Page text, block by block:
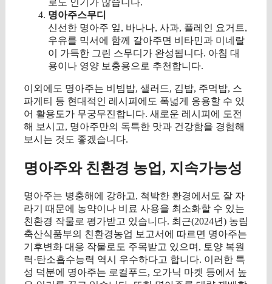
명아주스무디
신선한 명아주 잎, 바나나, 사과, 플레인 요거트,
우유를 믹서에 함께 갈아주면 비타민과 미네랄
이 가득한 그린 스무디가 완성됩니다. 아침 대
용이나 영양 보충용으로 추천합니다.
이외에도 명아주는 비빔밥, 샐러드, 김밥, 주먹밥, 스
파게티 등 현대적인 레시피에도 폭넓게 응용할 수 있
어 활용도가 무궁무진합니다. 새로운 레시피에 도전
해 보시고, 명아주만의 독특한 맛과 건강함을 경험해
보시는 것도 좋겠습니다.
명아주와 친환경 농업, 지속가능성
명아주는 병충해에 강하고, 척박한 환경에서도 잘 자
라기 때문에 농약이나 비료 사용을 최소화할 수 있는
친환경 작물로 평가받고 있습니다. 최근(2024년) 농림
축산식품부의 친환경농업 보고서에 따르면 명아주는
기후변화 대응 작물로도 주목받고 있으며, 토양 복원
력·탄소흡수능력 역시 우수하다고 합니다. 이러한 특
성 덕분에 명아주는 로컬푸드, 오가닉 마켓 등에서 높